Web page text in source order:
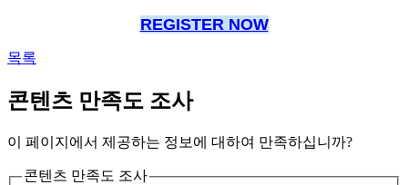
REGISTER NOW
목록
콘텐츠 만족도 조사
이 페이지에서 제공하는 정보에 대하여 만족하십니까?
콘텐츠 만족도 조사